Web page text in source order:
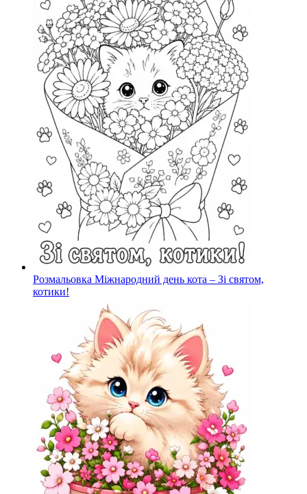
Розмальовка Міжнародний день кота – Зі святом,
котики!